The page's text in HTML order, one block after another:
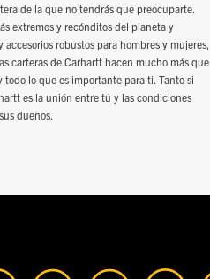
de la que no tendrás que preocuparte.
extremos y recónditos del planeta y
robustos para hombres y mujeres,
carteras de Carhartt hacen mucho más que
lo que es importante para ti. Tanto si
es la unión entre tú y las condiciones
dueños.